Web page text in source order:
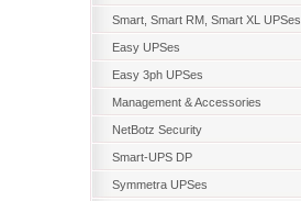
Smart, Smart RM, Smart XL UPSes
Easy UPSes
Easy 3ph UPSes
Management & Accessories
NetBotz Security
Smart-UPS DP
Symmetra UPSes